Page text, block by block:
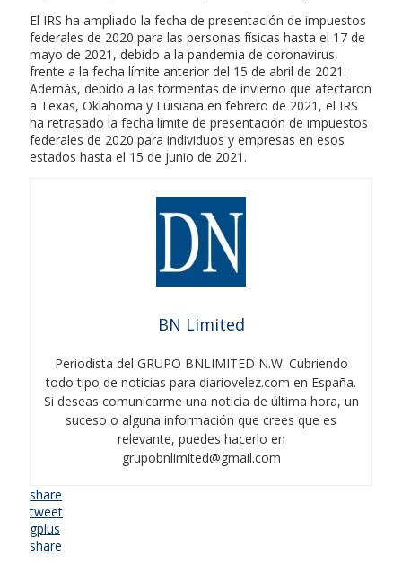
El IRS ha ampliado la fecha de presentación de impuestos
federales de 2020 para las personas físicas hasta el 17 de
mayo de 2021, debido a la pandemia de coronavirus,
frente a la fecha límite anterior del 15 de abril de 2021.
Además, debido a las tormentas de invierno que afectaron
a Texas, Oklahoma y Luisiana en febrero de 2021, el IRS
ha retrasado la fecha límite de presentación de impuestos
federales de 2020 para individuos y empresas en esos
estados hasta el 15 de junio de 2021.
BN Limited
Periodista del GRUPO BNLIMITED N.W. Cubriendo
todo tipo de noticias para diariovelez.com en España.
Si deseas comunicarme una noticia de última hora, un
suceso o alguna información que crees que es
relevante, puedes hacerlo en
grupobnlimited@gmail.com
share
tweet
gplus
share